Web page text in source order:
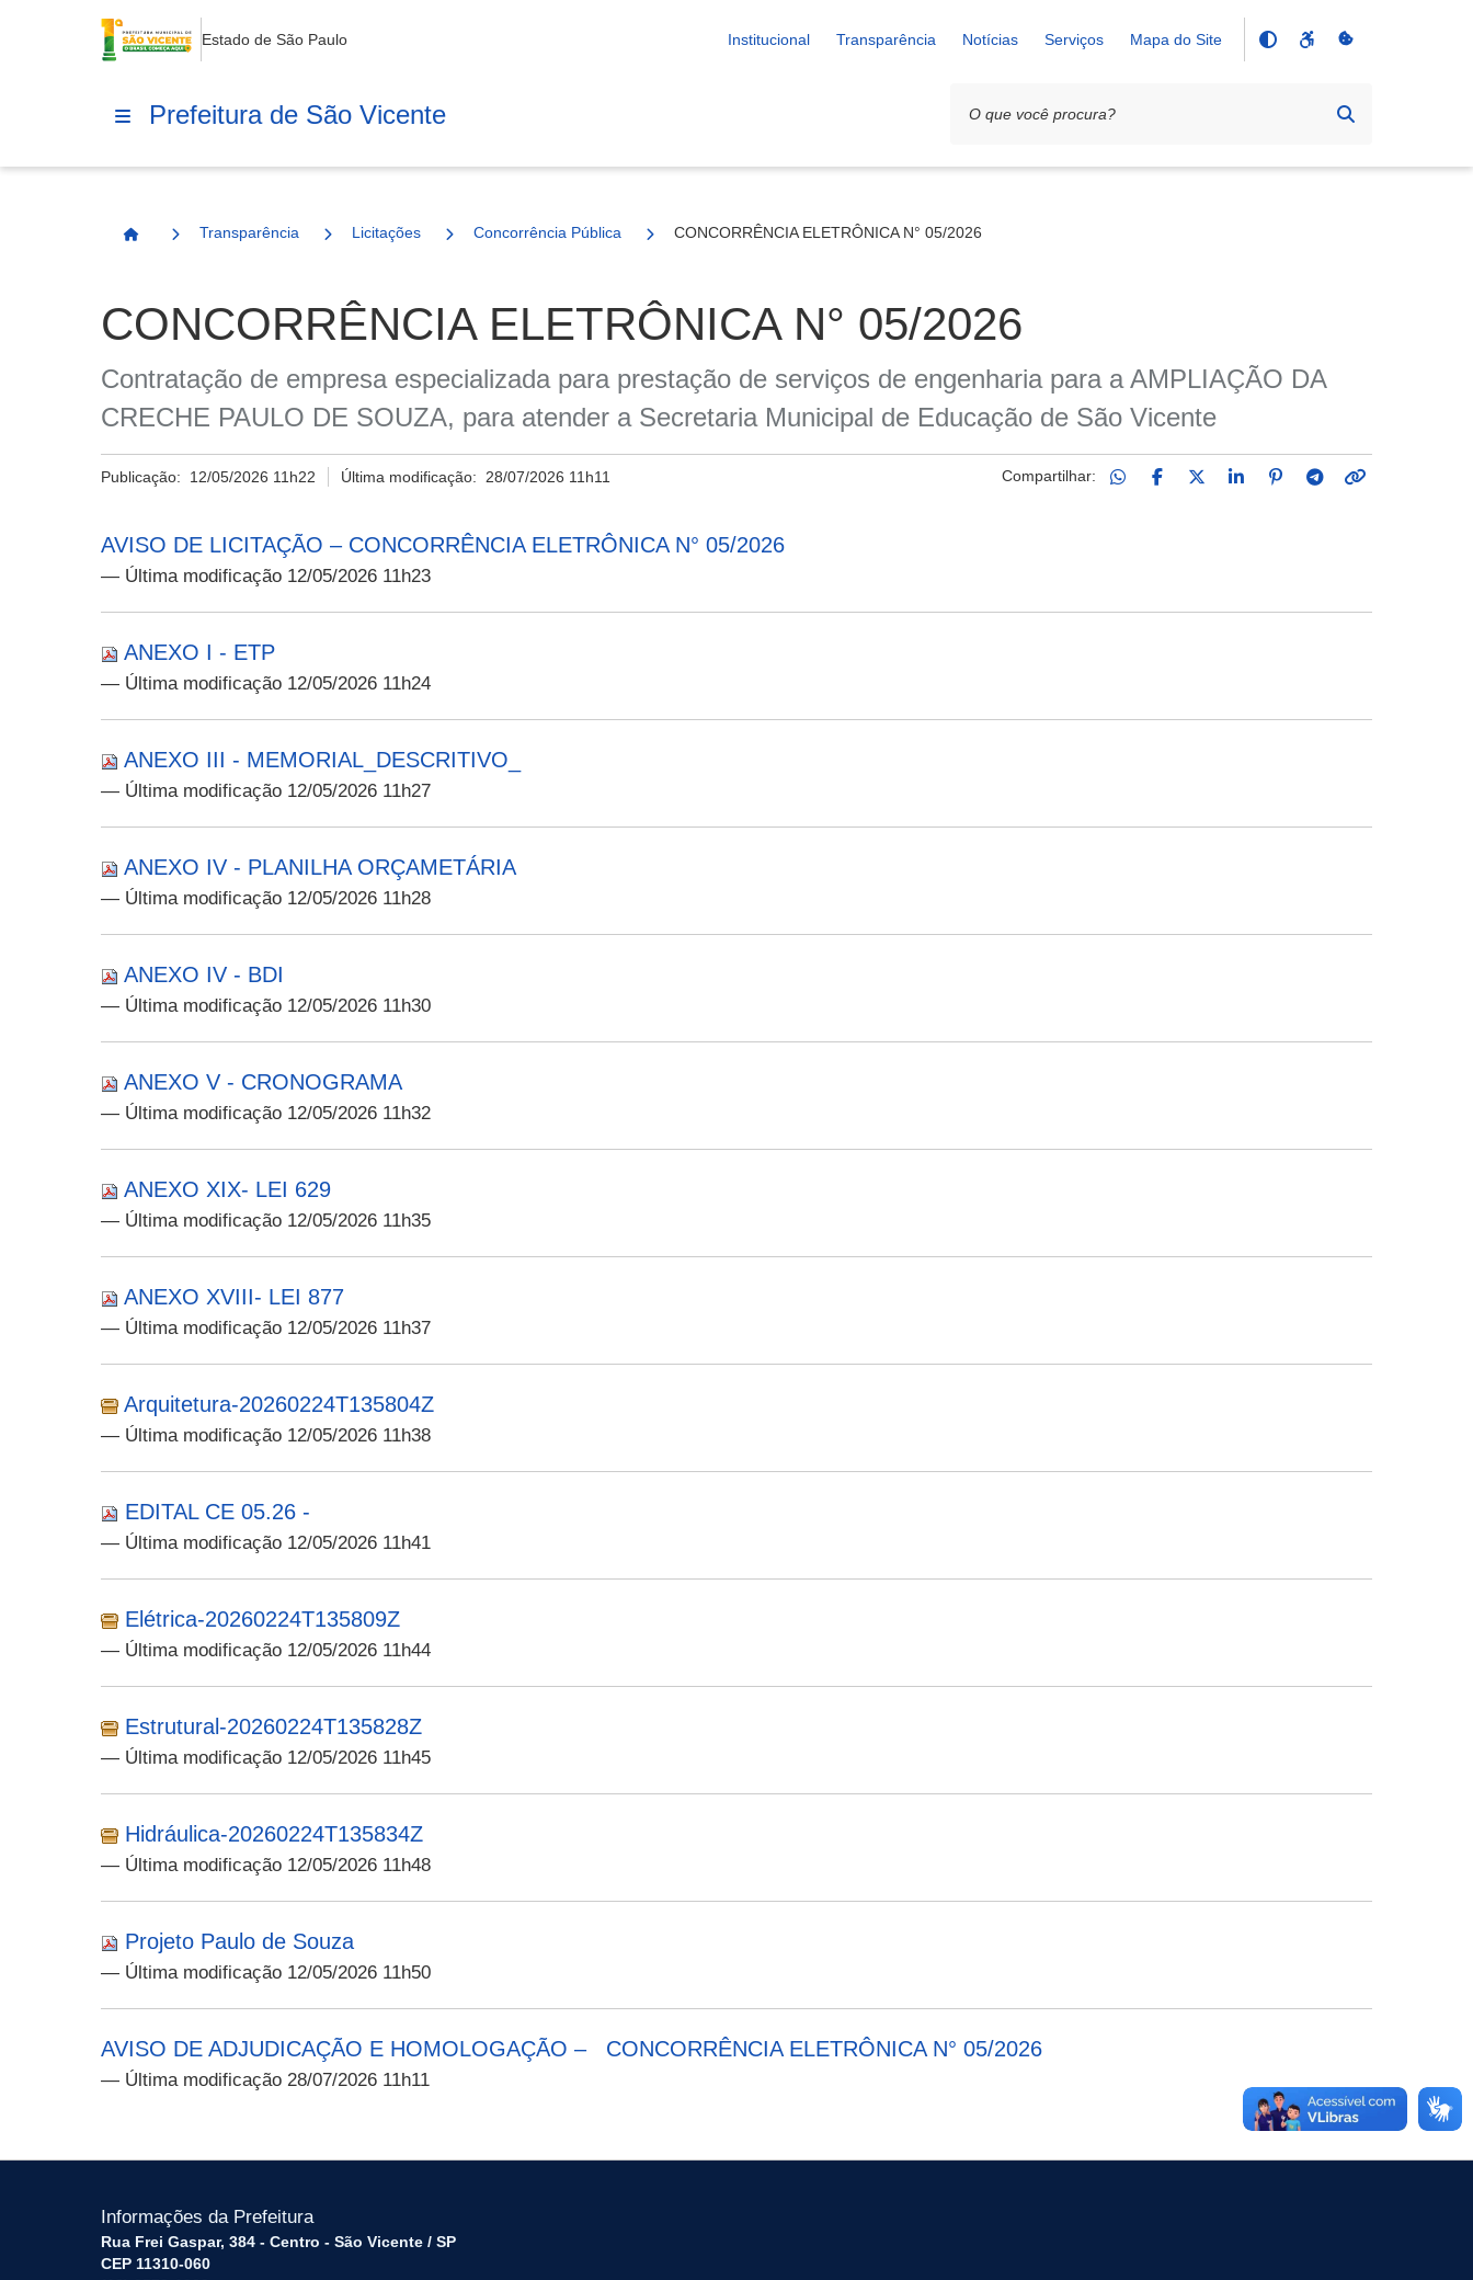
Estado de São Paulo Institucional Transparência Notícias Serviços Mapa do Site
Prefeitura de São Vicente
Página Inicial
Transparência Licitações Concorrência Pública CONCORRÊNCIA ELETRÔNICA N° 05/2026
CONCORRÊNCIA ELETRÔNICA N° 05/2026
Contratação de empresa especializada para prestação de serviços de engenharia para a AMPLIAÇÃO DA
CRECHE PAULO DE SOUZA, para atender a Secretaria Municipal de Educação de São Vicente
Publicação: 12/05/2026 11h22 Última modificação: 28/07/2026 11h11 Compartilhar:
AVISO DE LICITAÇÃO – CONCORRÊNCIA ELETRÔNICA N° 05/2026
— Última modificação 12/05/2026 11h23
ANEXO I - ETP
— Última modificação 12/05/2026 11h24
ANEXO III - MEMORIAL_DESCRITIVO_
— Última modificação 12/05/2026 11h27
ANEXO IV - PLANILHA ORÇAMETÁRIA
— Última modificação 12/05/2026 11h28
ANEXO IV - BDI
— Última modificação 12/05/2026 11h30
ANEXO V - CRONOGRAMA
— Última modificação 12/05/2026 11h32
ANEXO XIX- LEI 629
— Última modificação 12/05/2026 11h35
ANEXO XVIII- LEI 877
— Última modificação 12/05/2026 11h37
Arquitetura-20260224T135804Z
— Última modificação 12/05/2026 11h38
EDITAL CE 05.26 -
— Última modificação 12/05/2026 11h41
Elétrica-20260224T135809Z
— Última modificação 12/05/2026 11h44
Estrutural-20260224T135828Z
— Última modificação 12/05/2026 11h45
Hidráulica-20260224T135834Z
— Última modificação 12/05/2026 11h48
Projeto Paulo de Souza
— Última modificação 12/05/2026 11h50
AVISO DE ADJUDICAÇÃO E HOMOLOGAÇÃO – CONCORRÊNCIA ELETRÔNICA N° 05/2026
— Última modificação 28/07/2026 11h11
Informações da Prefeitura
Rua Frei Gaspar, 384 - Centro - São Vicente / SP
CEP 11310-060